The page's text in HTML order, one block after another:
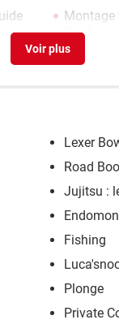
Montage
Guide
Lexer
Road
Jujitsu :
Fishing
Plonge
Private